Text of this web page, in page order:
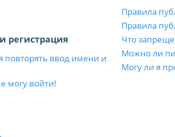
регистрация
повторять ввод имени и
могу войти!
Правила
Правила
Что
Можно ли
Могу ли я